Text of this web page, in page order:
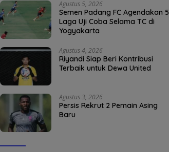
Agustus 5, 2026
Semen Padang FC Agendakan 5
Laga Uji Coba Selama TC di
Yogyakarta
Agustus 4, 2026
Riyandi Siap Beri Kontribusi
Terbaik untuk Dewa United
Agustus 3, 2026
Persis Rekrut 2 Pemain Asing
Baru